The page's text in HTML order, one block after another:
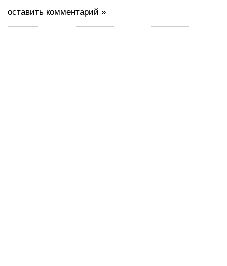
оставить комментарий »